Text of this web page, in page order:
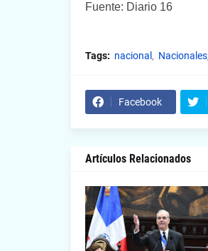
Fuente: Diario 16
Tags: nacional Nacionales
Facebook
Artículos Relacionados